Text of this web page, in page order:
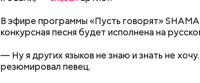
В эфире программы «Пусть говорят»
конкурсная песня будет исполнена на
— Ну я других языков не знаю и знать не
резюмировал певец.
разнообразнее рацион питания человека,
исключает вероятность возникновения
заверил специалист.